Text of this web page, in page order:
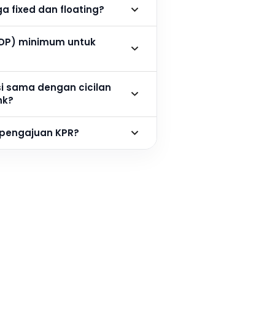
fixed dan floating?
minimum untuk
sama dengan cicilan
KPR?